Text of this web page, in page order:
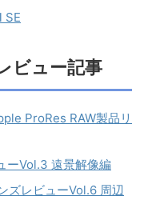
SE
ビュー記事
ProRes RAW製品リ
ーVol.3 遠景解像編
ズレビューVol.6 周辺